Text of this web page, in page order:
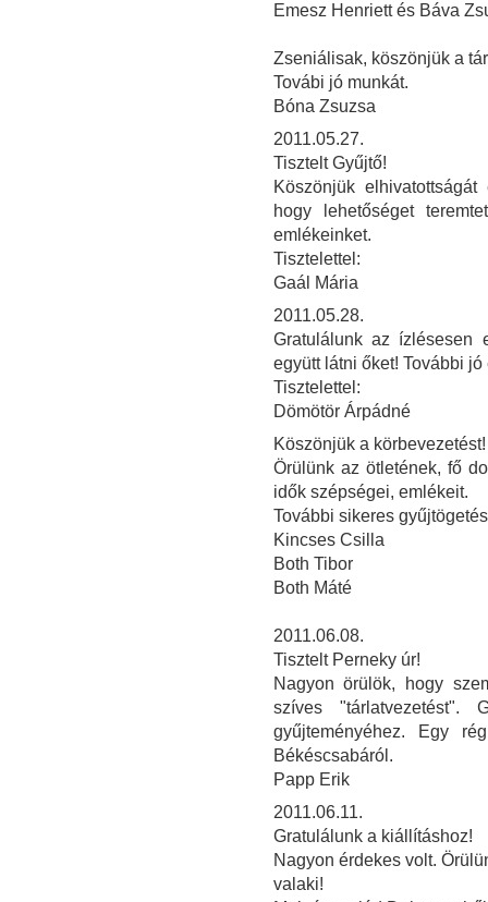
Emesz Henriett és Báva
Zseniálisak, köszönjük a
Továbi jó munkát.
Bóna Zsuzsa
2011.05.27.
Tisztelt Gyűjtő!
Köszönjük
hogy lehetőséget
emlékeinket.
Tisztelettel:
Gaál Mária
2011.05.28.
Gratulálunk az ízlésesen
együtt látni őket! További
Tisztelettel:
Dömötör Árpádné
Köszönjük a körbevezetést!
Örülünk az ötletének, fő
idők szépségei, emlékeit.
További sikeres
Kincses Csilla
Both Tibor
Both Máté
2011.06.08.
Tisztelt Perneky úr!
Nagyon örülök, hogy
szíves "tárlatvezetést".
gyűjteményéhez. Egy
Békéscsabáról.
Papp Erik
2011.06.11.
Gratulálunk a kiállításhoz!
Nagyon érdekes volt.
valaki!